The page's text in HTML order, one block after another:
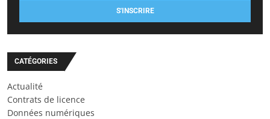
S'INSCRIRE
CATÉGORIES
Actualité
Contrats de licence
Données numériques